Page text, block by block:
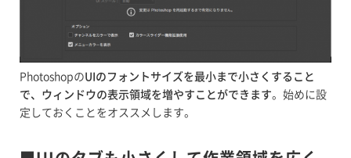
PhotoshopのUIのフォントサイズを最小まで小さくすること
で、ウィンドウの表示領域を増やすことができます。始めに設
定しておくことをオススメします。